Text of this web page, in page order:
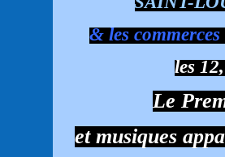
& les
les
Le
et musiques